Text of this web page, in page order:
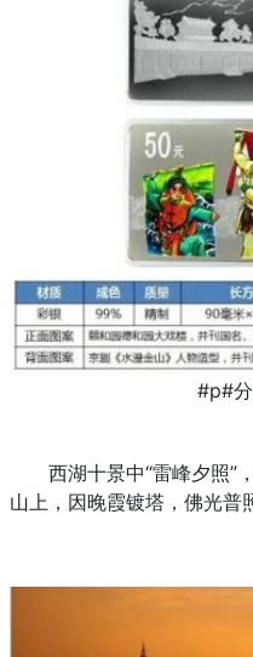
#p#
西湖十景中“雷峰夕照”
山上，因晚霞镀塔，佛光普